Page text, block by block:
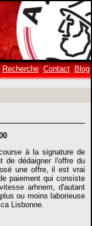
Recherche Contact Blog
à la signature de
de dédaigner l'offre du
une offre, il est vrai
paiement qui consiste
arhnem, d'autant
ou moins laborieuse
Lisbonne.